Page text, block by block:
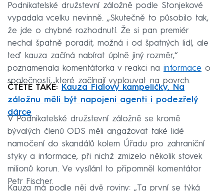
Podnikatelské družstevní záložně podle Stonjekové
vypadala vcelku nevinně. „Skutečně to působilo tak,
že jde o chybné rozhodnutí. Že si pan premiér
nechal špatně poradit, možná i od špatných lidí, ale
teď kauza začíná nabírat úplně jiný rozměr,“
poznamenala komentátorka v reakci na informace o
společnosti, které začínají vyplouvat na povrch.
ČTĚTE TAKÉ:
Kauza Fialovy kampeličky. Na
záložnu měli být napojeni agenti i podezřelý
dárce
V Podnikatelské družstevní záložně se kromě
bývalých členů ODS měli angažovat také lidé
namočení do skandálů kolem Úřadu pro zahraniční
styky a informace, při nichž zmizelo několik stovek
milionů korun. Ve vysílání to připomněl komentátor
Petr Fischer.
Kauza má podle něj dvě roviny: „Ta první se týká